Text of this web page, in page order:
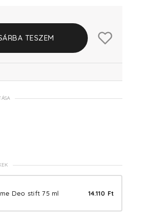
TESZEM
Deo stift 75 ml 14.110 Ft